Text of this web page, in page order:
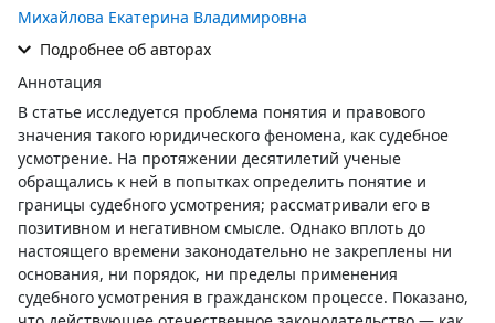
Михайлова Екатерина Владимировна
Подробнее об авторах
Аннотация
В статье исследуется проблема понятия и правового
значения такого юридического феномена, как судебное
усмотрение. На протяжении десятилетий ученые
обращались к ней в попытках определить понятие и
границы судебного усмотрения; рассматривали его в
позитивном и негативном смысле. Однако вплоть до
настоящего времени законодательно не закреплены ни
основания, ни порядок, ни пределы применения
судебного усмотрения в гражданском процессе. Показано,